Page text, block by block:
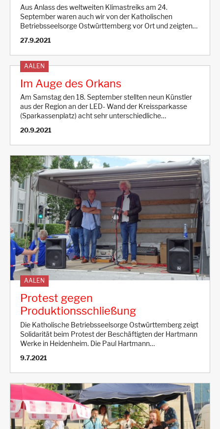
Aus Anlass des weltweiten Klimastreiks am 24.
September waren auch wir von der Katholischen
Betriebsseelsorge Ostwürttemberg vor Ort und zeigten…
27.9.2021
AALEN
Im Auge des Orkans
Am Samstag den 18. September stellten neun Künstler
aus der Region an der LED- Wand der Kreissparkasse
(Sparkassenplatz) acht sehr unterschiedliche…
20.9.2021
AALEN
Protest gegen
Produktionsschließung
Die Katholische Betriebsseelsorge Ostwürttemberg zeigt
Solidarität beim Protest der Beschäftigten der Hartmann
Werke in Heidenheim. Die Paul Hartmann…
9.7.2021